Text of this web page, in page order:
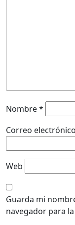
Nombre*
Correo electrónico
Web
Guarda mi
navegador para